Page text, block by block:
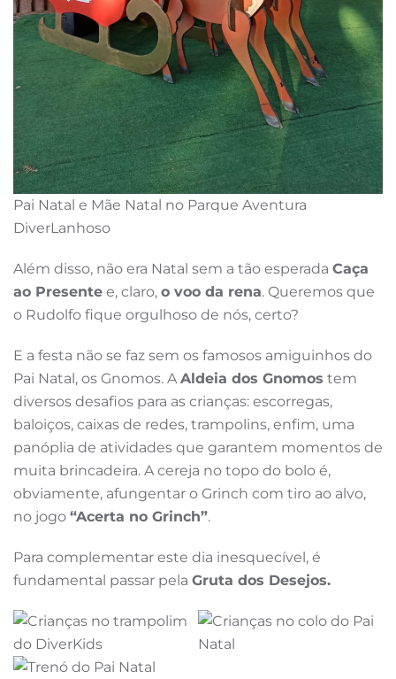
Pai Natal e Mãe Natal no Parque Aventura
DiverLanhoso
Além disso, não era Natal sem a tão esperada Caça
ao Presente e, claro, o voo da rena. Queremos que
o Rudolfo fique orgulhoso de nós, certo?
E a festa não se faz sem os famosos amiguinhos do
Pai Natal, os Gnomos. A Aldeia dos Gnomos tem
diversos desafios para as crianças: escorregas,
baloiços, caixas de redes, trampolins, enfim, uma
panóplia de atividades que garantem momentos de
muita brincadeira. A cereja no topo do bolo é,
obviamente, afungentar o Grinch com tiro ao alvo,
no jogo “Acerta no Grinch”.
Para complementar este dia inesquecível, é
fundamental passar pela Gruta dos Desejos.